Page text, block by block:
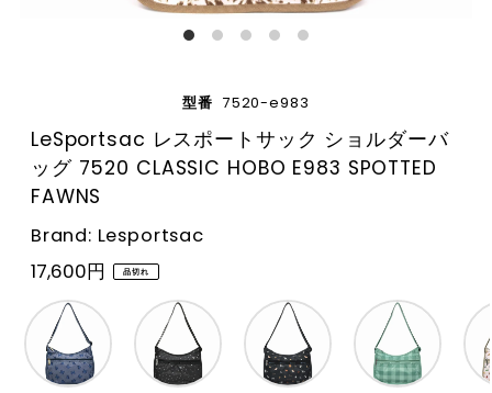
型番 7520-e983
LeSportsac レスポートサック ショルダーバ
ッグ 7520 CLASSIC HOBO E983 SPOTTED
FAWNS
Brand: Lesportsac
17,600円 品切れ